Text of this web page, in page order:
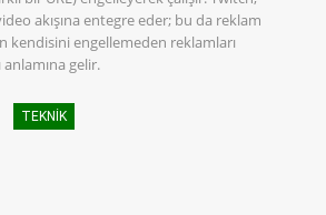
akışına entegre eder; bu da reklam
kendisini engellemeden reklamları
gelir.
TEKNIK